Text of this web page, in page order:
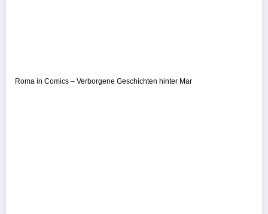
Roma in Comics – Verborgene Geschichten hinter Mar